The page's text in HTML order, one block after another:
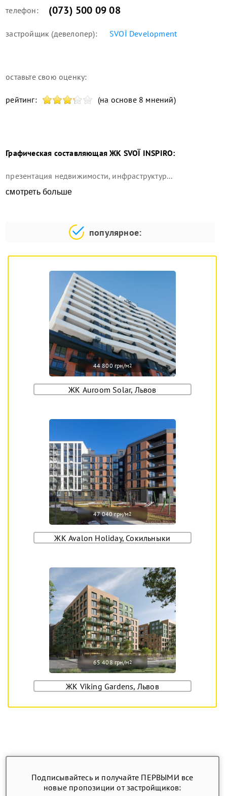
телефон: (073) 500 09 08
застройщик (девелопер): SVOЇ Development
оставьте свою оценку:
рейтинг: (на основе 8 мнений)
Графическая составляющая ЖК SVOÏ INSPIRO:
презентация недвижимости, инфраструктур...
смотреть больше
популярное:
44 800 грн/м2
ЖК Auroom Solar, Львов
47 040 грн/м2
ЖК Avalon Holiday, Сокильныки
65 408 грн/м2
ЖК Viking Gardens, Львов
Подписывайтесь и получайте ПЕРВЫМИ все
новые пропозиции от застройщиков: